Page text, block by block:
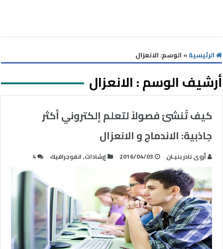
الرئيسية» الوسم: الانعزال
أرشيف الوسم :الانعزال
كيف تُنشئ فصولاً لتعلم إلكتروني أكثر
جاذبية: الاندماج و الانعزال
أروى نادر بنيـان 2016/04/03 إرشادات,انفوجرافيك 4